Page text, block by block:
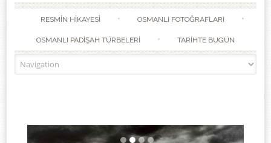
RESMİN HİKAYESİ OSMANLI FOTOĞRAFLARI
OSMANLI PADİŞAH TÜRBELERİ TARİHTE BUGÜN